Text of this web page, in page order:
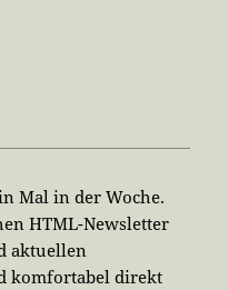
Mal in der Woche.
HTML-Newsletter
aktuellen
komfortabel direkt